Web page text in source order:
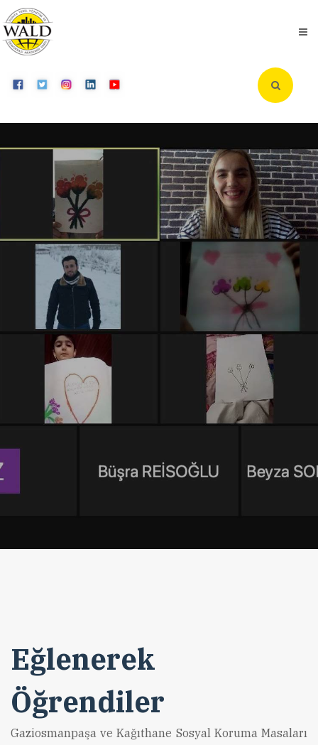
Eğlenerek
Öğrendiler
Gaziosmanpaşa ve Kağıthane Sosyal Koruma Masaları